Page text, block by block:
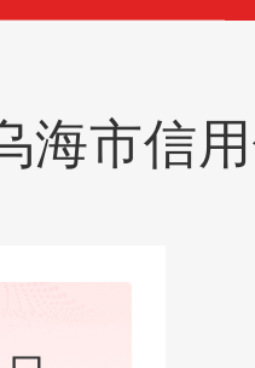
海市信